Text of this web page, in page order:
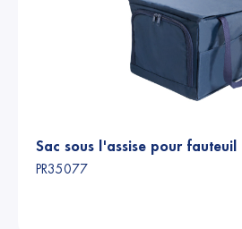
Sac sous l'assise pour fauteuil
PR35077